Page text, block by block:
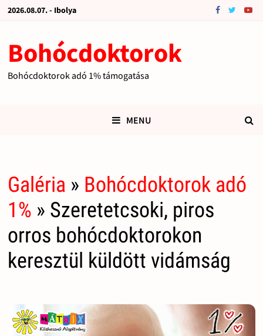
2026.08.07. - Ibolya
Bohócdoktorok
Bohócdoktorok adó 1% támogatása
MENU
Galéria » Bohócdoktorok adó
1% » Szeretetcsoki, piros
orros bohócdoktorokon
keresztül küldött vidámság